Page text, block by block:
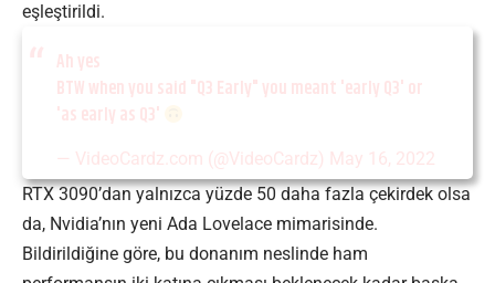
eşleştirildi.
Ah yes
BTW when you said "Q3 Early" you meant 'early Q3' or
'as early as Q3'
— VideoCardz.com (@VideoCardz) May 16, 2022
RTX 3090’dan yalnızca yüzde 50 daha fazla çekirdek olsa
da, Nvidia’nın yeni Ada Lovelace mimarisinde.
Bildirildiğine göre, bu donanım neslinde ham